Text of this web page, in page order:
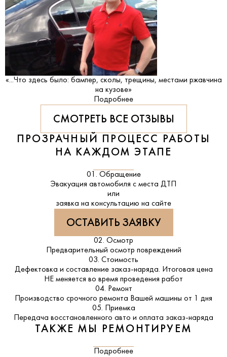
«...Что здесь было: бампер, сколы, трещины, местами ржавчина
на кузове»
Подробнее
СМОТРЕТЬ ВСЕ ОТЗЫВЫ
ПРОЗРАЧНЫЙ ПРОЦЕСС РАБОТЫ
НА КАЖДОМ ЭТАПЕ
01. Обращение
Эвакуация автомобиля с места ДТП
или
заявка на консультацию на сайте
ОСТАВИТЬ ЗАЯВКУ
02. Осмотр
Предварительный осмотр повреждений
03. Стоимость
Дефектовка и составление заказ-наряда. Итоговая цена
НЕ меняется во время проведения работ
04. Ремонт
Производство срочного ремонта Вашей машины от 1 дня
05. Приемка
Передача восстановленного авто и оплата заказ-наряда
ТАКЖЕ МЫ РЕМОНТИРУЕМ
Подробнее